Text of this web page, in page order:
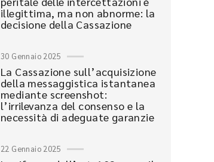
illegittima, ma non abnorme: la
decisione della Cassazione
30 Gennaio 2025
La Cassazione sull’acquisizione
della messaggistica istantanea
mediante screenshot:
l’irrilevanza del consenso e la
necessità di adeguate garanzie
22 Gennaio 2025